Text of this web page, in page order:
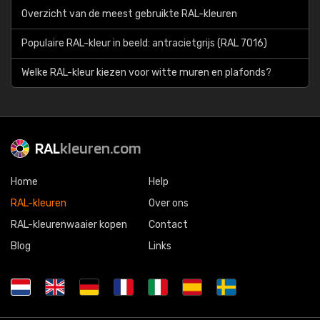
Overzicht van de meest gebruikte RAL-kleuren
Populaire RAL-kleur in beeld: antracietgrijs (RAL 7016)
Welke RAL-kleur kiezen voor witte muren en plafonds?
RALkleuren.com
Home
RAL-kleuren
RAL-kleurenwaaier kopen
Blog
Help
Over ons
Contact
Links